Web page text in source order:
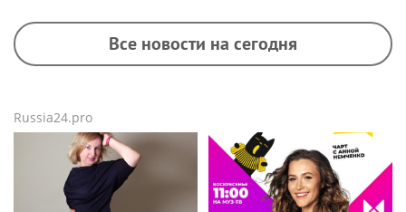
Все новости на сегодня
Russia24.pro